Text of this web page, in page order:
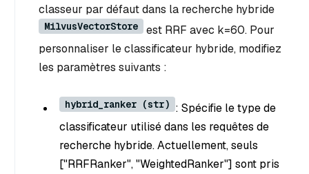
classeur par défaut dans la recherche hybride
MilvusVectorStore
est RRF avec k=60. Pour
personnaliser le classificateur hybride, modifiez
les paramètres suivants :
hybrid_ranker (str) : Spécifie le type de
classificateur utilisé dans les requêtes de
recherche hybride. Actuellement, seuls
["RRFRanker", "WeightedRanker"] sont pris